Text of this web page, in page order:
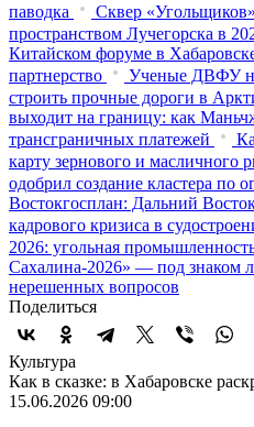
паводка
Сквер
пространством Лучегорска в
Китайском форуме в
партнерство
Ученые ДВФУ
строить прочные дороги в
выходит на границу: как
трансграничных платежей
карту зернового и масличного
одобрил создание кластера по
Востокгосплан: Дальний
кадрового кризиса в
2026: угольная
Сахалина-2026» — под знаком
нерешенных вопросов
Поделиться
Культура
Как в сказке: в Хабаровске
15.06.2026 09:00